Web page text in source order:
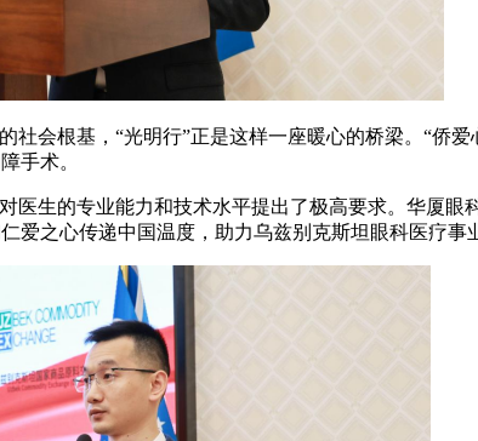
会根基，“光明行”正是这样一座暖心的桥梁。“侨
手术。
生的专业能力和技术水平提出了极高要求。华厦
之心传递中国温度，助力乌兹别克斯坦眼科医疗事